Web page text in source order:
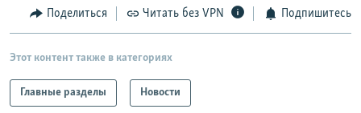
Поделиться Читать без VPN Подпишитесь
Этот контент также в категориях
Главные разделы Новости